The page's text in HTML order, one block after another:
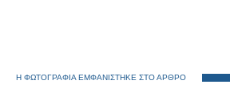
Η ΦΩΤΟΓΡΑΦΙΑ ΕΜΦΑΝΙΣΤΗΚΕ ΣΤΟ ΑΡΘΡΟ